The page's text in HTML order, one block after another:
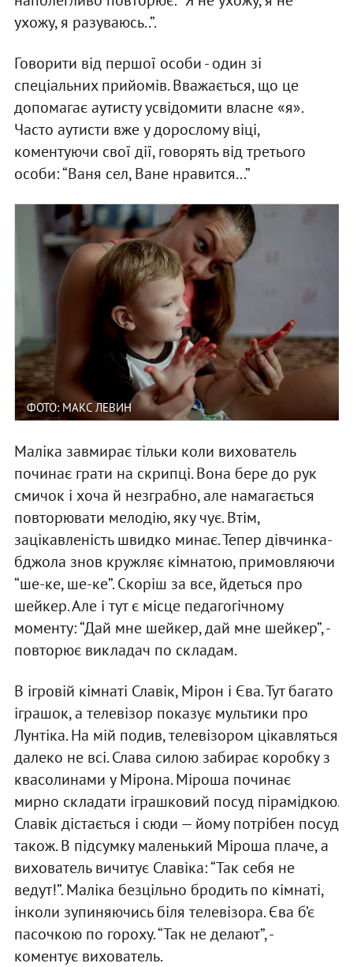
ухожу, я разуваюсь..”.
Говорити від першої особи - один зі
спеціальних прийомів. Вважається, що це
допомагає аутисту усвідомити власне «я».
Часто аутисти вже у дорослому віці,
коментуючи свої дії, говорять від третього
особи: “Ваня сел, Ване нравится...”
ФОТО: МАКС ЛЕВИН
Маліка завмирає тільки коли вихователь
починає грати на скрипці. Вона бере до рук
смичок і хоча й незграбно, але намагається
повторювати мелодію, яку чує. Втім,
зацікавленість швидко минає. Тепер дівчинка-
бджола знов кружляє кімнатою, примовляючи
“ше-ке, ше-ке”. Скоріш за все, йдеться про
шейкер. Але і тут є місце педагогічному
моменту: “Дай мне шейкер, дай мне шейкер”, -
повторює викладач по складам.
В ігровій кімнаті Славік, Мірон і Єва. Тут багато
іграшок, а телевізор показує мультики про
Лунтіка. На мій подив, телевізором цікавляться
далеко не всі. Слава силою забирає коробку з
квасолинами у Мірона. Міроша починає
мирно складати іграшковий посуд пірамідкою.
Славік дістається і сюди — йому потрібен посуд
також. В підсумку маленький Міроша плаче, а
вихователь вичитує Славіка: “Так себя не
ведут!”. Маліка безцільно бродить по кімнаті,
інколи зупиняючись біля телевізора. Єва б’є
пасочкою по гороху. “Так не делают”, -
коментує вихователь.